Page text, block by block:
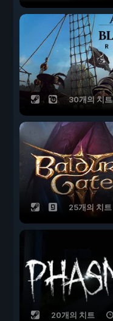
30개의 치트
25개의 치트
20개의 치트